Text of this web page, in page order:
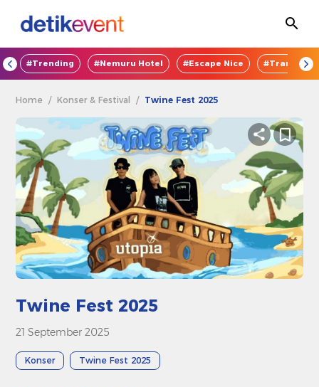
#Trending #Nemuru Hotel #Escape Nice
Home /Konser & Festival / Twine Fest 2025
Twine Fest 2025
21 September 2025
Konser Twine Fest 2025